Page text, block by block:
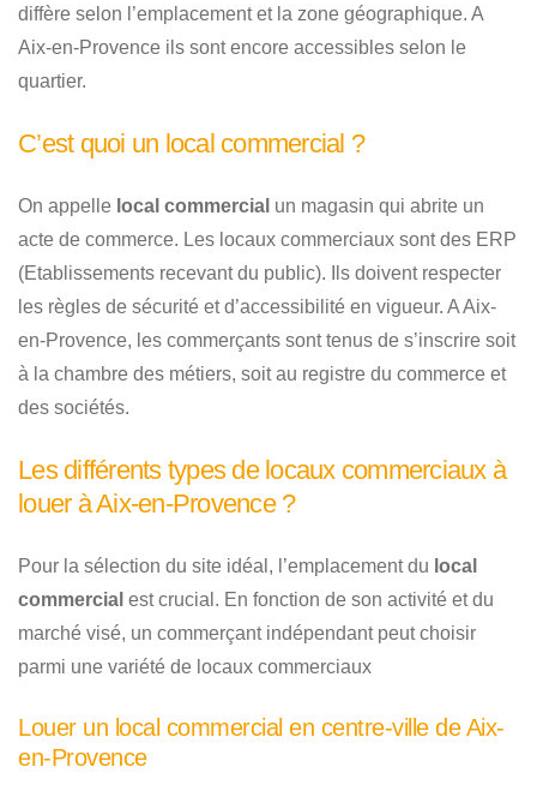
diffère selon l’emplacement et la zone géographique. A
Aix-en-Provence ils sont encore accessibles selon le
quartier.
C’est quoi un local commercial ?
On appelle local commercial un magasin qui abrite un
acte de commerce. Les locaux commerciaux sont des ERP
(Etablissements recevant du public). Ils doivent respecter
les règles de sécurité et d’accessibilité en vigueur. A Aix-
en-Provence, les commerçants sont tenus de s’inscrire soit
à la chambre des métiers, soit au registre du commerce et
des sociétés.
Les différents types de locaux commerciaux à
louer à Aix-en-Provence ?
Pour la sélection du site idéal, l’emplacement du local
commercial est crucial. En fonction de son activité et du
marché visé, un commerçant indépendant peut choisir
parmi une variété de locaux commerciaux
Louer un local commercial en centre-ville de Aix-
en-Provence